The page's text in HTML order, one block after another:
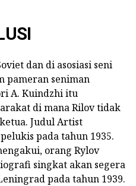
dan di asosiasi seni
pameran seniman
A. Kuindzhi itu
di mana Rilov tidak
Judul Artist
pada tahun 1935.
orang Rylov
singkat akan segera
pada tahun 1939.